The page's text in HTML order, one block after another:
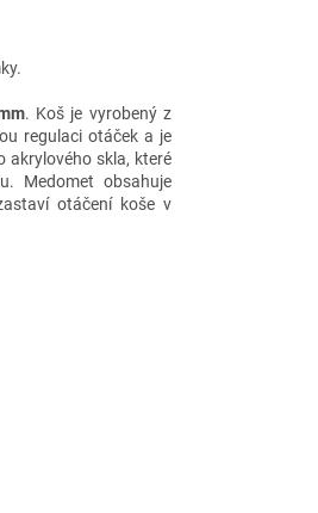
. Koš je vyrobený z
regulaci otáček a je
akrylového skla, které
Medomet obsahuje
otáčení koše v